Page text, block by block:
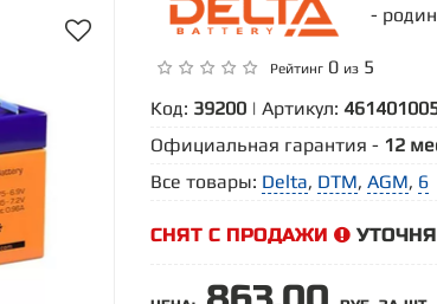
-
Рейтинг 0 из 5
Код: 39200 | Артикул:
Официальная гарантия - 12
Все товары: Delta, DTM, AGM, 6
СНЯТ С ПРОДАЖИ